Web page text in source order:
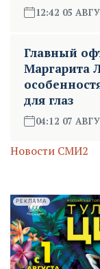
12:42 05
Главный
Маргарита
для глаз
04:12 07
Новости СМИ2
РЕКЛАМА